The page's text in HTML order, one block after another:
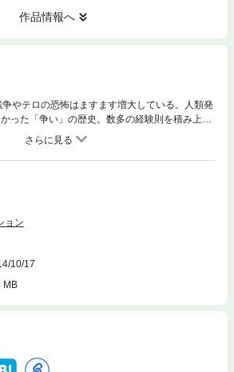
作品情報へ
やテロの恐怖はますます増大している。人類発
った「争い」の歴史。数多の経験則を積み上げ
」を放棄する英知を持ち得ないのか。本書は、
”を求め、戦争の根源的要因に解明のメスをふる
、スパルタ、カルタゴから始皇帝、モンゴル、
例をもとに戦争発生のメカニズムを読み解いて
育＞、十字軍の巻は＜文化衝突＞、ヒトラーの
戦争という“怪物”の様々な性格や要素が見事
たたずみ、「戦争と人間」の問題を考察し続け
。著者撮影の貴重な写真も満載した好著であ
ョン
10/17
MB